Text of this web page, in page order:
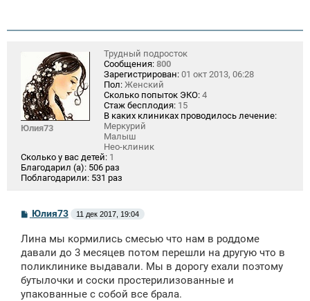
Юлия73
Трудный подросток
Сообщения: 800
Зарегистрирован: 01 окт 2013, 06:28
Пол: Женский
Сколько попыток ЭКО: 4
Стаж бесплодия: 15
В каких клиниках проводилось лечение:
Меркурий
Малыш
Нео-клиник
Сколько у вас детей: 1
Благодарил (а): 506 раз
Поблагодарили: 531 раз
С
о
б
щ
н
и
Юлия73 11 дек 2017, 19:04
Лина мы кормились смесью что нам в роддоме
давали до 3 месяцев потом перешли на другую что в
поликлинике выдавали. Мы в дорогу ехали поэтому
бутылочки и соски простерилизованные и
упакованные с собой все брала.